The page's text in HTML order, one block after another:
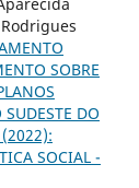
SOBRE
DO
SOCIAL -